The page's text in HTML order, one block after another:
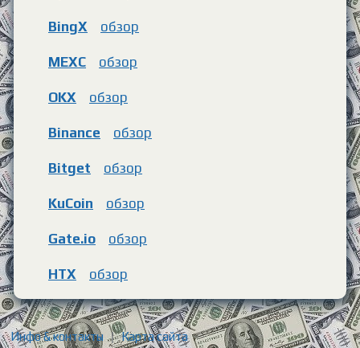
BingX обзор
MEXC обзор
OKX обзор
Binance обзор
Bitget обзор
KuCoin обзор
Gate.io обзор
HTX обзор
Инфо & контакты | Карта сайта